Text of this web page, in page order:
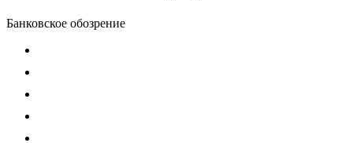
Банковское обозрение